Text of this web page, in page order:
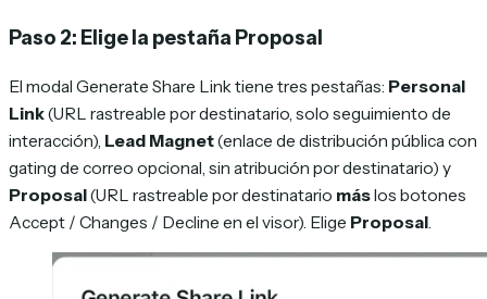
Paso 2: Elige la pestaña Proposal
El modal Generate Share Link tiene tres pestañas: Personal
Link(URL rastreable por destinatario, solo seguimiento de
interacción), Lead Magnet(enlace de distribución pública con
gating de correo opcional, sin atribución por destinatario) y
Proposal(URL rastreable por destinatario máslos botones
Accept / Changes / Decline en el visor). Elige Proposal.